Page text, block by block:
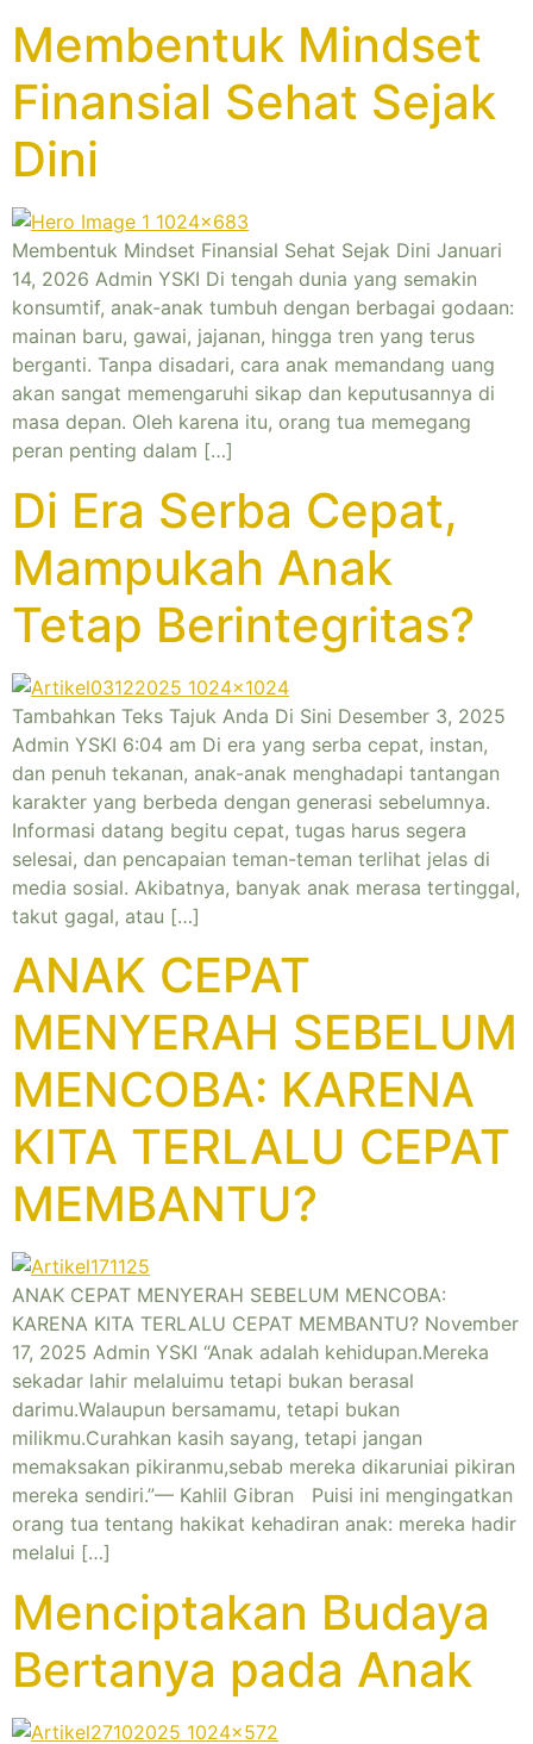
Membentuk Mindset
Finansial Sehat Sejak
Dini
Membentuk Mindset Finansial Sehat Sejak Dini Januari
14, 2026 Admin YSKI Di tengah dunia yang semakin
konsumtif, anak-anak tumbuh dengan berbagai godaan:
mainan baru, gawai, jajanan, hingga tren yang terus
berganti. Tanpa disadari, cara anak memandang uang
akan sangat memengaruhi sikap dan keputusannya di
masa depan. Oleh karena itu, orang tua memegang
peran penting dalam […]
Di Era Serba Cepat,
Mampukah Anak
Tetap Berintegritas?
Tambahkan Teks Tajuk Anda Di Sini Desember 3, 2025
Admin YSKI 6:04 am Di era yang serba cepat, instan,
dan penuh tekanan, anak-anak menghadapi tantangan
karakter yang berbeda dengan generasi sebelumnya.
Informasi datang begitu cepat, tugas harus segera
selesai, dan pencapaian teman-teman terlihat jelas di
media sosial. Akibatnya, banyak anak merasa tertinggal,
takut gagal, atau […]
ANAK CEPAT
MENYERAH SEBELUM
MENCOBA: KARENA
KITA TERLALU CEPAT
MEMBANTU?
ANAK CEPAT MENYERAH SEBELUM MENCOBA:
KARENA KITA TERLALU CEPAT MEMBANTU? November
17, 2025 Admin YSKI “Anak adalah kehidupan.Mereka
sekadar lahir melaluimu tetapi bukan berasal
darimu.Walaupun bersamamu, tetapi bukan
milikmu.Curahkan kasih sayang, tetapi jangan
memaksakan pikiranmu,sebab mereka dikaruniai pikiran
mereka sendiri.”— Kahlil Gibran Puisi ini mengingatkan
orang tua tentang hakikat kehadiran anak: mereka hadir
melalui […]
Menciptakan Budaya
Bertanya pada Anak